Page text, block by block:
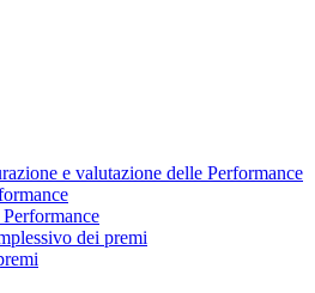
e valutazione delle Performance
dei premi